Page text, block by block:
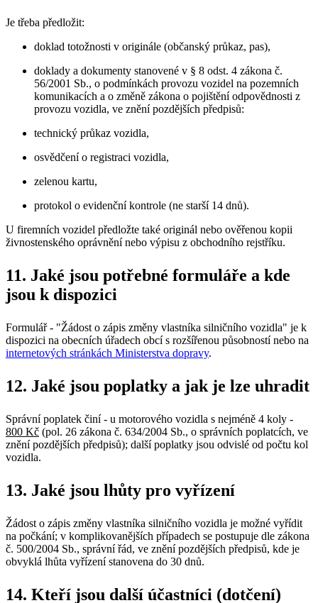
Je třeba předložit:
doklad totožnosti v originále (občanský průkaz, pas),
doklady a dokumenty stanovené v § 8 odst. 4 zákona č.
56/2001 Sb., o podmínkách provozu vozidel na pozemních
komunikacích a o změně zákona o pojištění odpovědnosti z
provozu vozidla, ve znění pozdějších předpisů:
technický průkaz vozidla,
osvědčení o registraci vozidla,
zelenou kartu,
protokol o evidenční kontrole (ne starší 14 dnů).
U firemních vozidel předložte také originál nebo ověřenou kopii
živnostenského oprávnění nebo výpisu z obchodního rejstříku.
11. Jaké jsou potřebné formuláře a kde
jsou k dispozici
Formulář - "Žádost o zápis změny vlastníka silničního vozidla" je k
dispozici na obecních úřadech obcí s rozšířenou působností nebo na
internetových stránkách Ministerstva dopravy.
12. Jaké jsou poplatky a jak je lze uhradit
Správní poplatek činí - u motorového vozidla s nejméně 4 koly -
800 Kč (pol. 26 zákona č. 634/2004 Sb., o správních poplatcích, ve
znění pozdějších předpisů); další poplatky jsou odvislé od počtu kol
vozidla.
13. Jaké jsou lhůty pro vyřízení
Žádost o zápis změny vlastníka silničního vozidla je možné vyřídit
na počkání; v komplikovanějších případech se postupuje dle zákona
č. 500/2004 Sb., správní řád, ve znění pozdějších předpisů, kde je
obvyklá lhůta vyřízení stanovena do 30 dnů.
14. Kteří jsou další účastníci (dotčení)